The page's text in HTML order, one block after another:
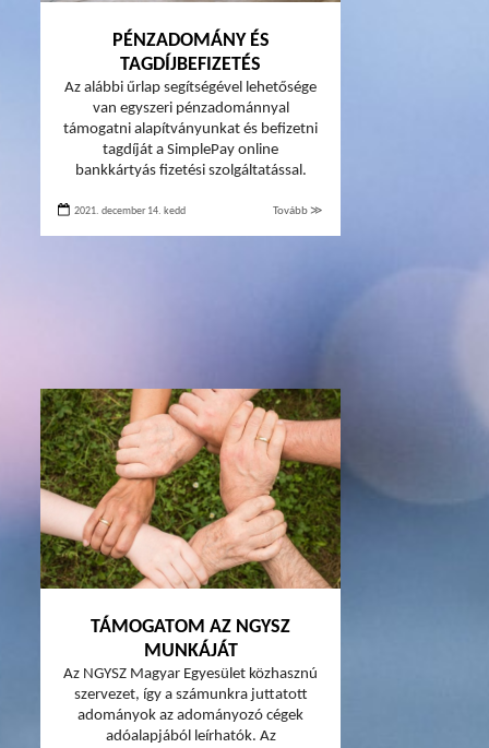
PÉNZADOMÁNY ÉS
TAGDÍJBEFIZETÉS
Az alábbi űrlap segítségével lehetősége
van egyszeri pénzadománnyal
támogatni alapítványunkat és befizetni
tagdíját a SimplePay online
bankkártyás fizetési szolgáltatással.
2021. december 14. kedd Tovább ≫
TÁMOGATOM AZ NGYSZ
MUNKÁJÁT
Az NGYSZ Magyar Egyesület közhasznú
szervezet, így a számunkra juttatott
adományok az adományozó cégek
adóalapjából leírhatók. Az